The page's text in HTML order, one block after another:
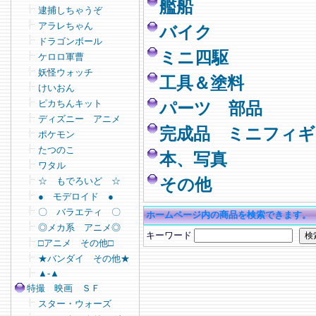
逮捕しちゃうぞ
アラレちゃん
ドラゴンボール
ケロロ軍曹
妖怪ウォッチ
けいおん
ピカちんキット
ディズニー アニメ
ポケモン
たつのこ
ワタル
☆ もでろいど ☆
● モデロイド ●
〇 バラエティ 〇
◎メカ系 アニメ◎
□アニメ その他□
★バンダイ その他★
▲-▲
特撮 映画 ＳＦ
スター・ウォーズ
艦船
バイク
ミニ四駆
工具＆塗料
パーツ 部品
完成品 ミニフィ
本、写真
その他
ホームページ内の商品を検索できます。
キーワード